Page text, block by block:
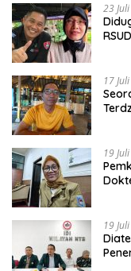
23
17
19
19